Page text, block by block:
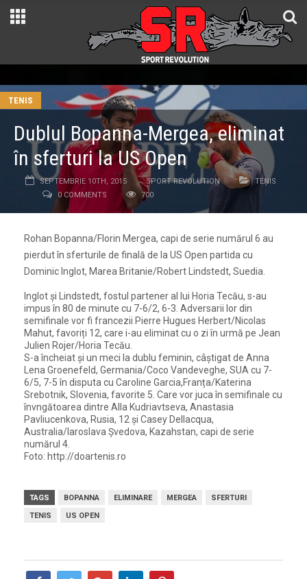
TENIS
Dublul Bopanna-Mergea, eliminat
în sferturi la US Open
SEPTEMBRIE 10TH, 2015 SPORT REVOLUTION
TENIS
0 COMMENTS
700
Rohan Bopanna/Florin Mergea, capi de serie numărul 6 au
pierdut în sferturile de finală de la US Open partida cu
Dominic Inglot, Marea Britanie/Robert Lindstedt, Suedia.
Inglot și Lindstedt, fostul partener al lui Horia Tecău, s-au
impus în 80 de minute cu 7-6/2, 6-3. Adversarii lor din
semifinale vor fi francezii Pierre Hugues Herbert/Nicolas
Mahut, favoriți 12, care i-au eliminat cu o zi în urmă pe Jean
Julien Rojer/Horia Tecău.
S-a încheiat și un meci la dublu feminin, câștigat de Anna
Lena Groenefeld, Germania/Coco Vandeveghe, SUA cu 7-
6/5, 7-5 în disputa cu Caroline Garcia,Franța/Katerina
Srebotnik, Slovenia, favorite 5. Care vor juca în semifinale cu
învngătoarea dintre Alla Kudriavtseva, Anastasia
Pavliucenkova, Rusia, 12 și Casey Dellacqua,
Australia/Iaroslava Șvedova, Kazahstan, capi de serie
numărul 4.
Foto: http://doartenis.ro
TAGS BOPANNA ELIMINARE MERGEA
SFERTURI
TENIS
US OPEN